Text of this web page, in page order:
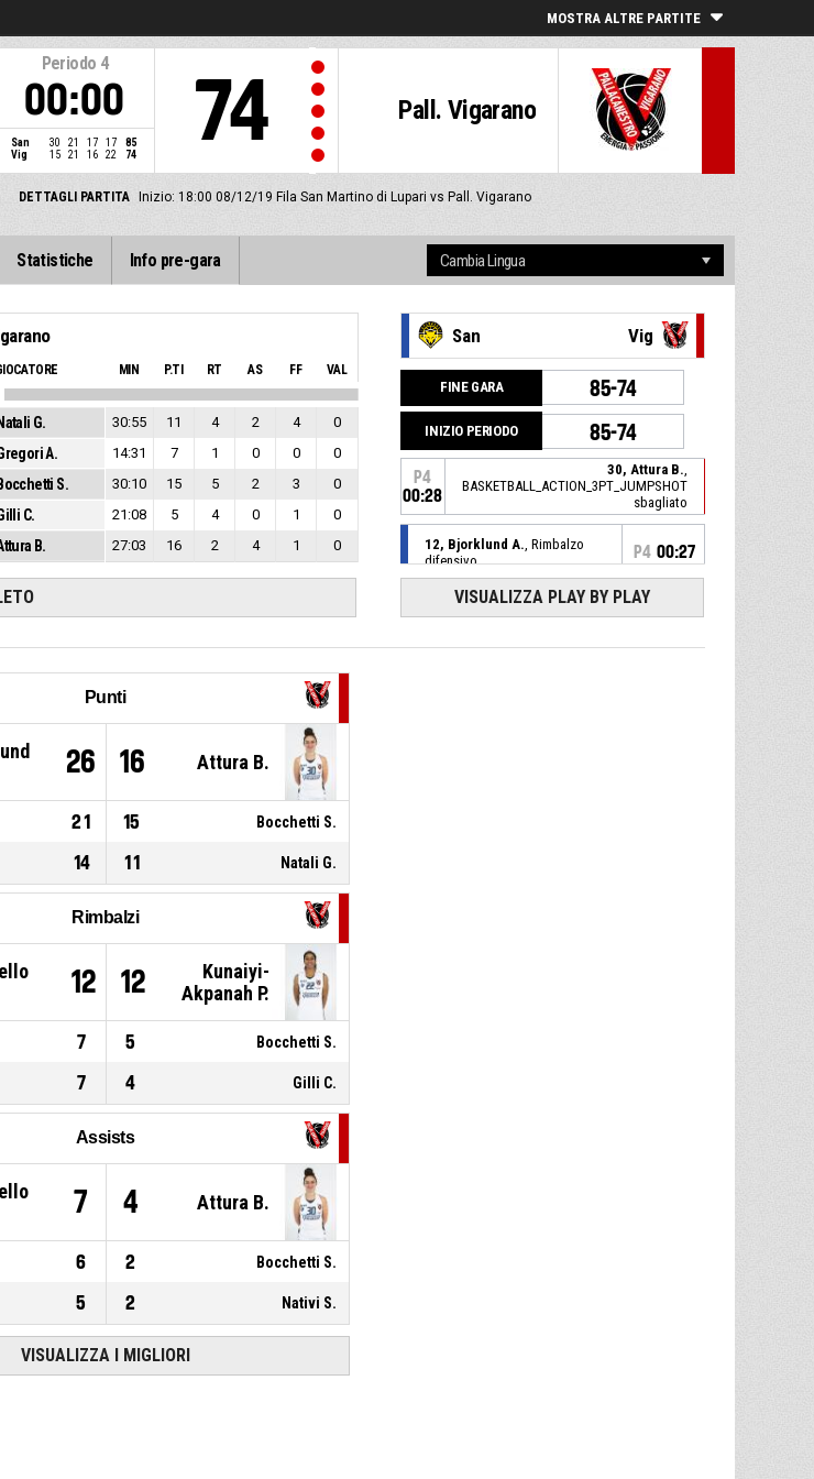
MOSTRA ALTRE PARTITE
Periodo 4
00:00
San 30 21 17 17
85
Vig
15 21 16 22 74
Pall. Vigarano
74
DETTAGLI PARTITA Inizio: 18:00 08/12/19 Fila San Martino di Lupari vs Pall. Vigarano
Statistiche Info pre-gara
MIN P.TI RT AS FF VAL
Natali G. 30:55 11 4 2 4
0
A. 14:31 7 1 0 0
0
Bocchetti S. 30:10 15 5 2 3
0
C. 21:08 5 4 0 1
0
B. 27:03 16 2 4 1 0
San Vig
FINE GARA 85-74
INIZIO PERIODO 85-74
P4
00:28
30, Attura B.,
BASKETBALL_ACTION_3PT_JUMPSHOT
sbagliato
12, Bjorklund A., Rimbalzo
difensivo
P4 00:27
P400:27
VISUALIZZA PLAY BY PLAY
Punti
26 16 Attura B.
21 15 Bocchetti S.
14 11 Natali G.
Rimbalzi
12 12
Kunaiyi-
Akpanah P.
7 5 Bocchetti S.
7 4 Gilli C.
Assists
7 4 Attura B.
6 2 Bocchetti S.
5 2 Nativi S.
VISUALIZZA I MIGLIORI